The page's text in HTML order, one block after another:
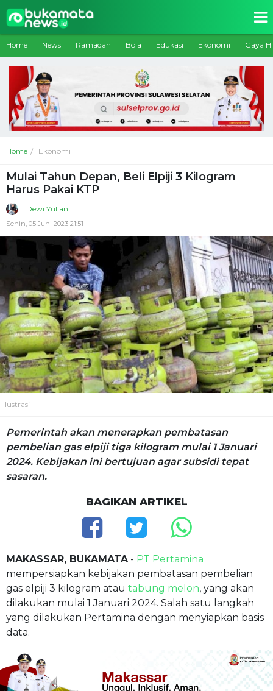
Home News Ramadan Bola Edukasi Ekonomi Gaya
Home Ekonomi
Mulai Tahun Depan, Beli Elpiji 3 Kilogram
Harus Pakai KTP
Dewi Yuliani
Senin, 05 Juni 2023 21:51
Ilustrasi
Pemerintah akan menerapkan pembatasan
pembelian gas elpiji tiga kilogram mulai 1 Januari
2024. Kebijakan ini bertujuan agar subsidi tepat
sasaran.
BAGIKAN ARTIKEL
MAKASSAR, BUKAMATA - PT Pertamina
mempersiapkan kebijakan pembatasan pembelian
gas elpiji 3 kilogram atau tabung melon, yang akan
dilakukan mulai 1 Januari 2024. Salah satu langkah
yang dilakukan Pertamina dengan menyiapkan basis
data.